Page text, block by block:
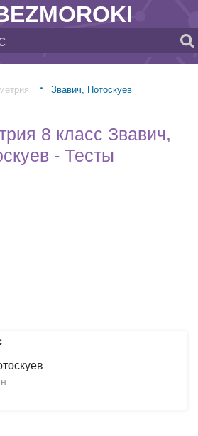
Звавич, Потоскуев
8 класс Звавич,
- Тесты